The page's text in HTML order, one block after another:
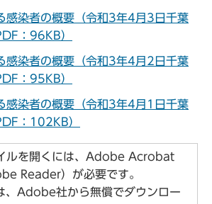
感染者の概要（令和3年4月3日千葉
：96KB）
感染者の概要（令和3年4月2日千葉
：95KB）
感染者の概要（令和3年4月1日千葉
：102KB）
ルを開くには、Adobe Acrobat
Reader）が必要です。
、Adobe社から無償でダウンロー